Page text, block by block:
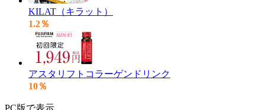
KILAT（キラット）
1.2％
アスタリフトコラーゲンドリンク
10％